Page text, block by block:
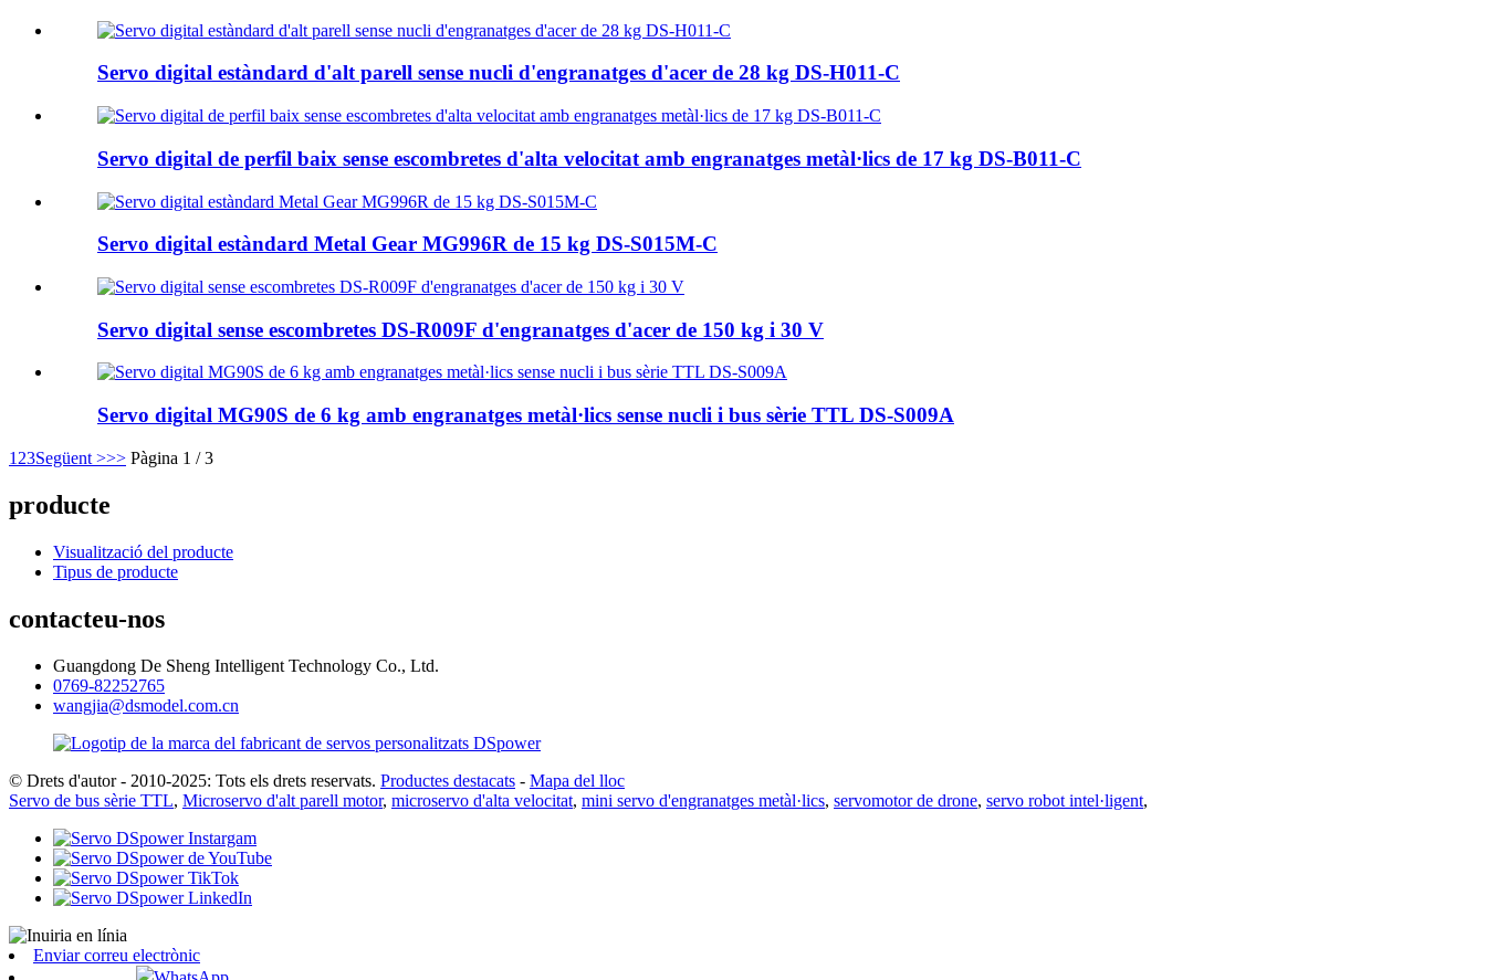
Servo digital estàndard d'alt parell sense nucli d'engranatges d'acer de 28 kg DS-H011-C
Servo digital de perfil baix sense escombretes d'alta velocitat amb engranatges metàl·lics de 17 kg DS-B011-C
Servo digital estàndard Metal Gear MG996R de 15 kg DS-S015M-C
Servo digital sense escombretes DS-R009F d'engranatges d'acer de 150 kg i 30 V
Servo digital MG90S de 6 kg amb engranatges metàl·lics sense nucli i bus sèrie TTL DS-S009A
1 23Següent >>> Pàgina 1 / 3
producte
Visualització del producte
Tipus de producte
contacteu-nos
Guangdong De Sheng Intelligent Technology Co., Ltd.
0769-82252765
wangjia@dsmodel.com.cn
© Drets d'autor - 2010-2025: Tots els drets reservats. Productes destacats - Mapa del lloc
Servo de bus sèrie TTL, Microservo d'alt parell motor, microservo d'alta velocitat, mini servo d'engranatges metàl·lics, servomotor de drone, servo robot intel·ligent,
Enviar correu electrònic